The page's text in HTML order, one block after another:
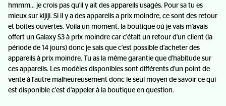
hmmm... je crois pas qu'il y ait des appareils usagés. Pour sa tu es
mieux sur kijiji. Si il y a des appareils a prix moindre, ce sont des retour
et boites ouvertes. Voila un moment, la boutique où je vais m'avais
offert un Galaxy S3 à prix moindre car c'était un retour d'un client (la
période de 14 jours) donc je sais que c'est possible d'acheter des
appareils à prix moindre. Tu as la même garantie que d'habitude sur
ces appareils. Les modèles disponibles sont différents d'un point de
vente à l'autre malheureusement donc le seul moyen de savoir ce qui
est disponible c'est d'appeler à la boutique en question.